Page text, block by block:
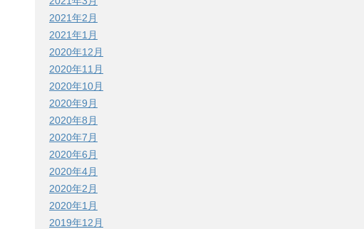
2021年2月
2021年1月
2020年12月
2020年11月
2020年10月
2020年9月
2020年8月
2020年7月
2020年6月
2020年4月
2020年2月
2020年1月
2019年12月